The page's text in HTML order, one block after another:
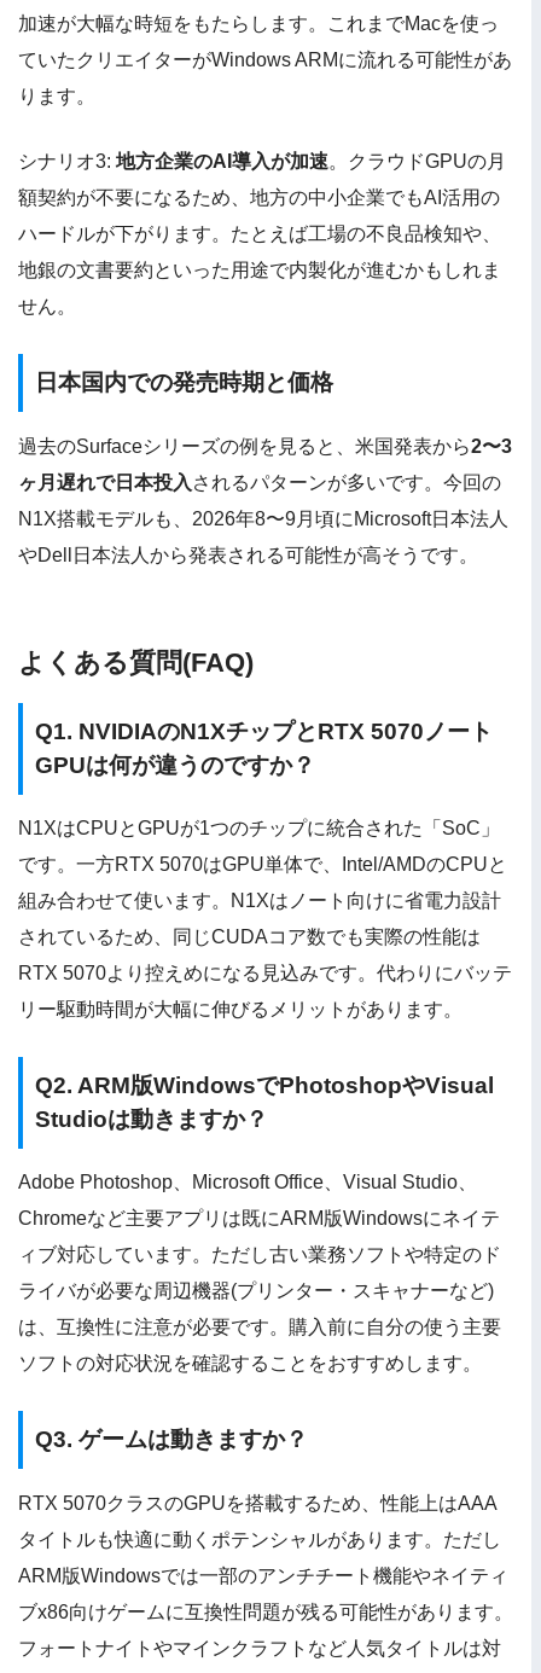
加速が大幅な時短をもたらします。これまでMacを使っ
ていたクリエイターがWindows ARMに流れる可能性があ
ります。
シナリオ3: 地方企業のAI導入が加速。クラウドGPUの月
額契約が不要になるため、地方の中小企業でもAI活用の
ハードルが下がります。たとえば工場の不良品検知や、
地銀の文書要約といった用途で内製化が進むかもしれま
せん。
日本国内での発売時期と価格
過去のSurfaceシリーズの例を見ると、米国発表から2〜3
ヶ月遅れで日本投入 されるパターンが多いです。今回の
N1X搭載モデルも、2026年8〜9月頃にMicrosoft日本法人
やDell日本法人から発表される可能性が高そうです。
よくある質問(FAQ)
Q1. NVIDIAのN1XチップとRTX 5070ノート
GPUは何が違うのですか？
N1XはCPUとGPUが1つのチップに統合された「SoC」
です。一方RTX 5070はGPU単体で、Intel/AMDのCPUと
組み合わせて使います。N1Xはノート向けに省電力設計
されているため、同じCUDAコア数でも実際の性能は
RTX 5070より控えめになる見込みです。代わりにバッテ
リー駆動時間が大幅に伸びるメリットがあります。
Q2. ARM版WindowsでPhotoshopやVisual
Studioは動きますか？
Adobe Photoshop、Microsoft Office、Visual Studio、
Chromeなど主要アプリは既にARM版Windowsにネイテ
ィブ対応しています。ただし古い業務ソフトや特定のド
ライバが必要な周辺機器(プリンター・スキャナーなど)
は、互換性に注意が必要です。購入前に自分の使う主要
ソフトの対応状況を確認することをおすすめします。
Q3. ゲームは動きますか？
RTX 5070クラスのGPUを搭載するため、性能上はAAA
タイトルも快適に動くポテンシャルがあります。ただし
ARM版Windowsでは一部のアンチチート機能やネイティ
ブx86向けゲームに互換性問題が残る可能性があります。
フォートナイトやマインクラフトなど人気タイトルは対